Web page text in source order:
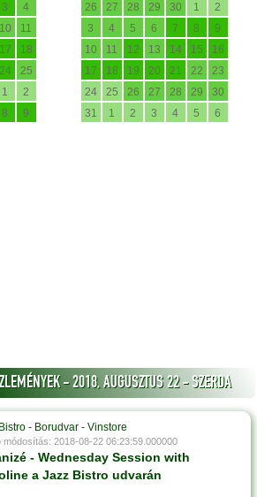
3
4
10
11
17
18
24
25
1
2
8 9
26
27 28 29 30 1
2
3
4 5 6 7 8
9
10
11 12 13 14 15
16
17
18 19 20 21 22
23
24
25 26 27 28 29
30
31
1 2 3 4 5 6
- 2018, AUGUSZTUS 22 - SZERDA
- Borudvar - Vinstore
módosítás: 2018-08-22 06:23:59.000000
- Wednesday Session with
a Jazz Bistro udvarán